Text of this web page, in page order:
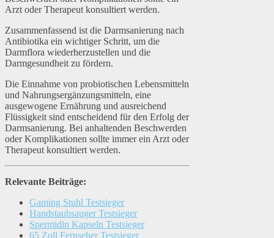
Arzt oder Therapeut konsultiert werden.
Zusammenfassend ist die Darmsanierung nach
Antibiotika ein wichtiger Schritt, um die
Darmflora wiederherzustellen und die
Darmgesundheit zu fördern.
Die Einnahme von probiotischen Lebensmitteln
und Nahrungsergänzungsmitteln, eine
ausgewogene Ernährung und ausreichend
Flüssigkeit sind entscheidend für den Erfolg der
Darmsanierung. Bei anhaltenden Beschwerden
oder Komplikationen sollte immer ein Arzt oder
Therapeut konsultiert werden.
Relevante Beiträge:
Gaming Stuhl Testsieger
Handstaubsauger Testsieger
Spermidin Kapseln Testsieger
65 Zoll Fernseher Testsieger